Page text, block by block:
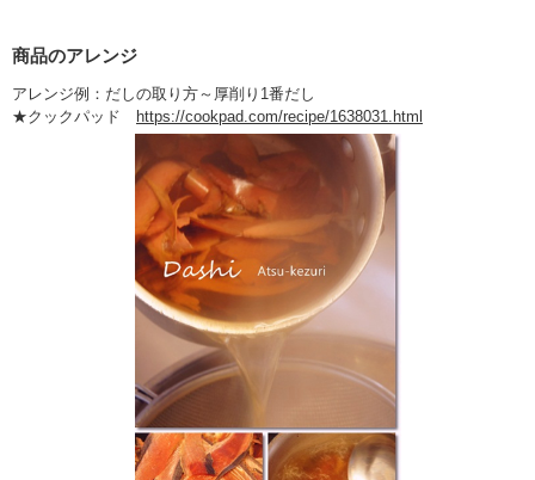
商品のアレンジ
アレンジ例：だしの取り方～厚削り1番だし
★クックパッド
https://cookpad.com/recipe/1638031.html